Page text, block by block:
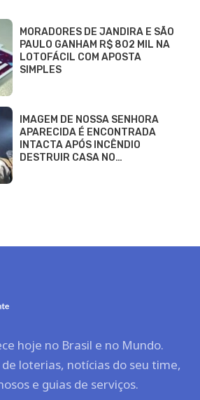
MORADORES DE JANDIRA E SÃO
PAULO GANHAM R$ 802 MIL NA
LOTOFÁCIL COM APOSTA
SIMPLES
IMAGEM DE NOSSA SENHORA
APARECIDA É ENCONTRADA
INTACTA APÓS INCÊNDIO
DESTRUIR CASA NO…
hoje no Brasil e no Mundo.
loterias, notícias do seu time,
e guias de serviços.